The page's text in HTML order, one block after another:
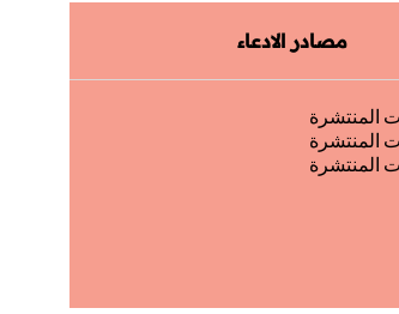
مصادر الادعاء
المنتشرة
المنتشرة
المنتشرة